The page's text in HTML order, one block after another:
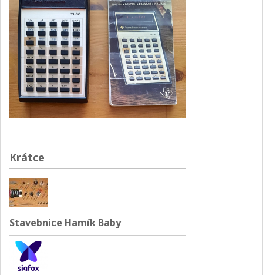
Krátce
Stavebnice Hamík Baby